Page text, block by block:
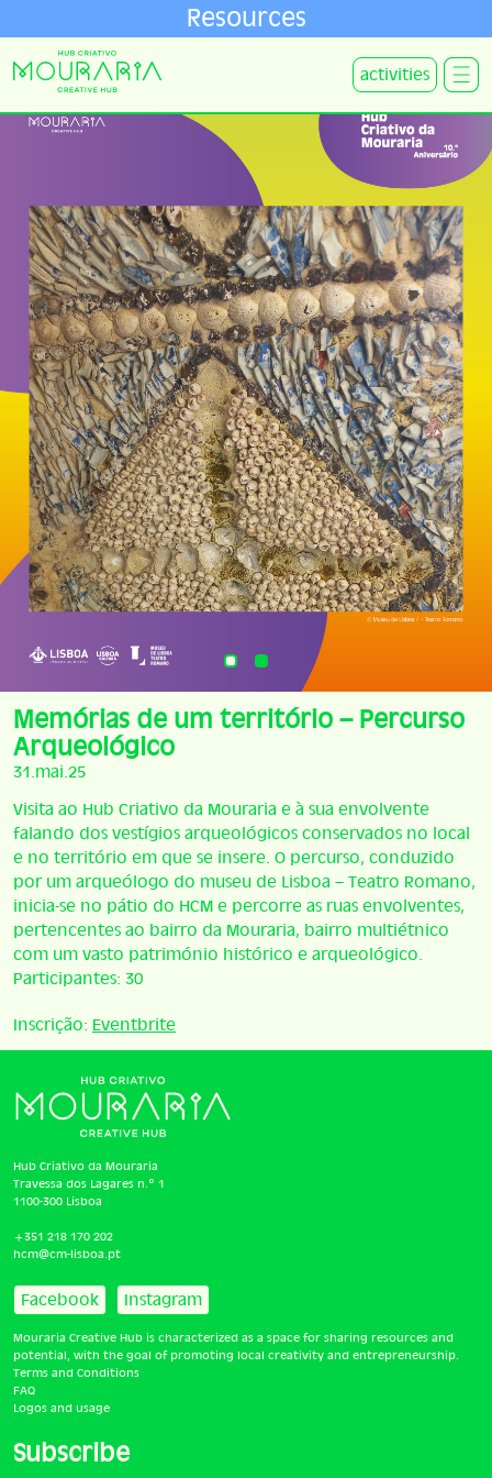
Resources
activities
Memórias de um território – Percurso
Arqueológico
31.mai.25
Visita ao Hub Criativo da Mouraria e à sua envolvente
falando dos vestígios arqueológicos conservados no local
e no território em que se insere. O percurso, conduzido
por um arqueólogo do museu de Lisboa – Teatro Romano,
inicia-se no pátio do HCM e percorre as ruas envolventes,
pertencentes ao bairro da Mouraria, bairro multiétnico
com um vasto património histórico e arqueológico.
Participantes: 30
Inscrição: Eventbrite
Hub Criativo da Mouraria
Travessa dos Lagares n.º 1
1100-300 Lisboa
+351 218 170 202
hcm@cm-lisboa.pt
Facebook Instagram
Mouraria Creative Hub is characterized as a space for sharing resources and
potential, with the goal of promoting local creativity and entrepreneurship.
Terms and Conditions
FAQ
Logos and usage
Subscribe